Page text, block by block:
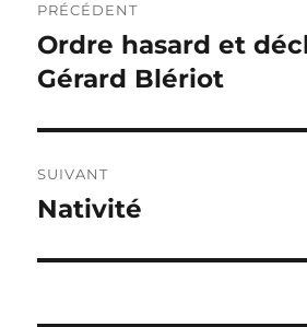
de
l’article
PRÉCÉDENT
Publication
précédente :
Ordre hasard et
Gérard Blériot
SUIVANT
Publication
Nativité